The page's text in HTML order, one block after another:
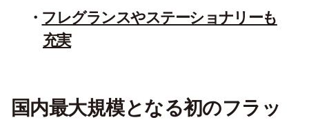
フレグランスやステーショナリーも
充実
国内最大規模となる初のフラッ